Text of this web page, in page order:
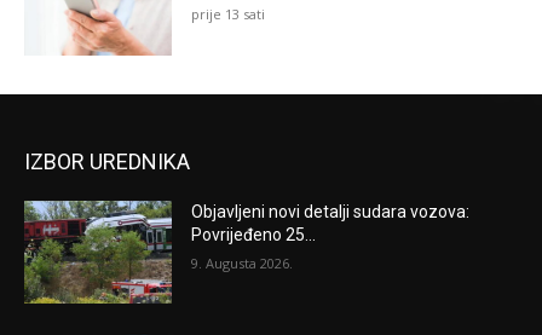
prije 13 sati
IZBOR UREDNIKA
Objavljeni novi detalji sudara vozova:
Povrijeđeno 25...
9. Augusta 2026.